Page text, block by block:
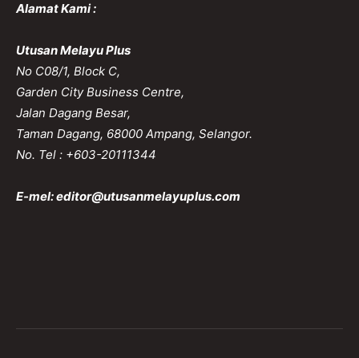
Alamat Kami :
Utusan Melayu Plus
No C08/1, Block C,
Garden City Business Centre,
Jalan Dagang Besar,
Taman Dagang, 68000 Ampang, Selangor.
No. Tel : +603-20111344
E-mel:editor@utusanmelayuplus.com